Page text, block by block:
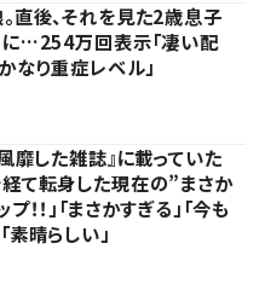
直後、それを見た2歳息子
…254万回表示「凄い配
かなり重症レベル」
靡した雑誌』に載っていた
経て転身した現在の”まさか
！」「まさかすぎる」「今も
素晴らしい」